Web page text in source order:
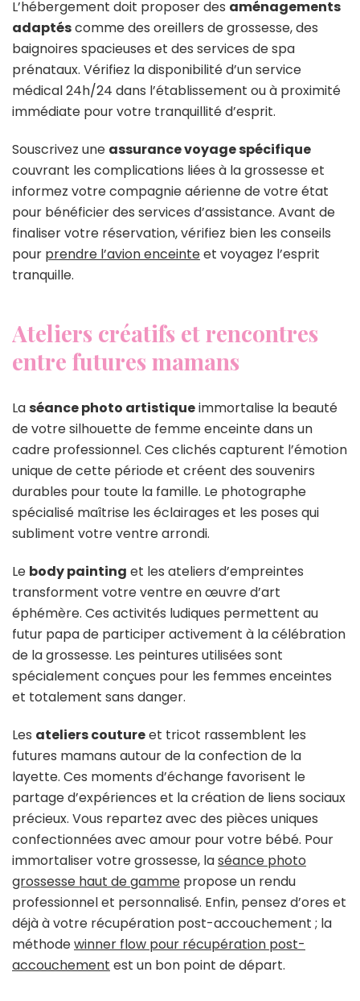
L’hébergement doit proposer des aménagements
adaptéscomme des oreillers de grossesse, des
baignoires spacieuses et des services de spa
prénataux. Vérifiez la disponibilité d’un service
médical 24h/24 dans l’établissement ou à proximité
immédiate pour votre tranquillité d’esprit.
Souscrivez une assurance voyage spécifique
couvrant les complications liées à la grossesse et
informez votre compagnie aérienne de votre état
pour bénéficier des services d’assistance. Avant de
finaliser votre réservation, vérifiez bien les conseils
pour prendre l’avion enceinteet voyagez l’esprit
tranquille.
Ateliers créatifs et rencontres
entre futures mamans
Laséance photo artistiqueimmortalise la beauté
de votre silhouette de femme enceinte dans un
cadre professionnel. Ces clichés capturent l’émotion
unique de cette période et créent des souvenirs
durables pour toute la famille. Le photographe
spécialisé maîtrise les éclairages et les poses qui
subliment votre ventre arrondi.
Le body painting et les ateliers d’empreintes
transforment votre ventre en œuvre d’art
éphémère. Ces activités ludiques permettent au
futur papa de participer activement à la célébration
de la grossesse. Les peintures utilisées sont
spécialement conçues pour les femmes enceintes
et totalement sans danger.
Les ateliers coutureet tricot rassemblent les
futures mamans autour de la confection de la
layette. Ces moments d’échange favorisent le
partage d’expériences et la création de liens sociaux
précieux. Vous repartez avec des pièces uniques
confectionnées avec amour pour votre bébé. Pour
immortaliser votre grossesse, laséance photo
grossesse haut de gamme propose un rendu
professionnel et personnalisé. Enfin, pensez d’ores et
déjà à votre récupération post-accouchement ; la
méthodewinner flow pour récupération post-
accouchement est un bon point de départ.